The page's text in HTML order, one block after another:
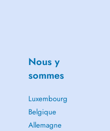
Nous y
sommes
Luxembourg
Belgique
Allemagne